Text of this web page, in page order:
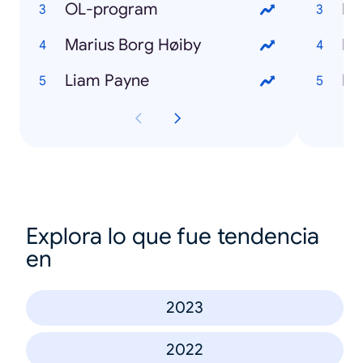
OL-program
Marius Borg Høiby
Liam Payne
Explora lo que fue tendencia
en
2023
2022